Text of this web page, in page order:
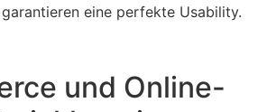
eine perfekte Usability.
und Online-